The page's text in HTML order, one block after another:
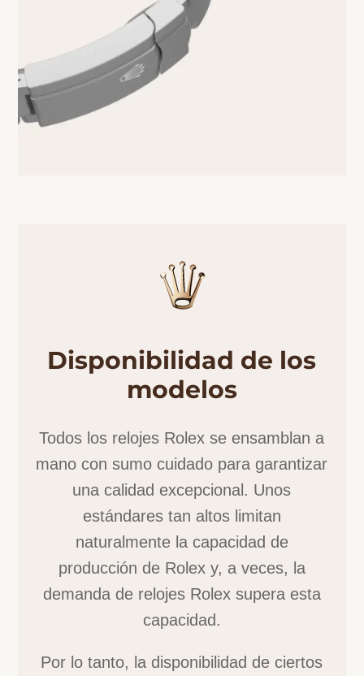
Disponibilidad de los
modelos
Todos los relojes Rolex se ensamblan a
mano con sumo cuidado para garantizar
una calidad excepcional. Unos
estándares tan altos limitan
naturalmente la capacidad de
producción de Rolex y, a veces, la
demanda de relojes Rolex supera esta
capacidad.
Por lo tanto, la disponibilidad de ciertos